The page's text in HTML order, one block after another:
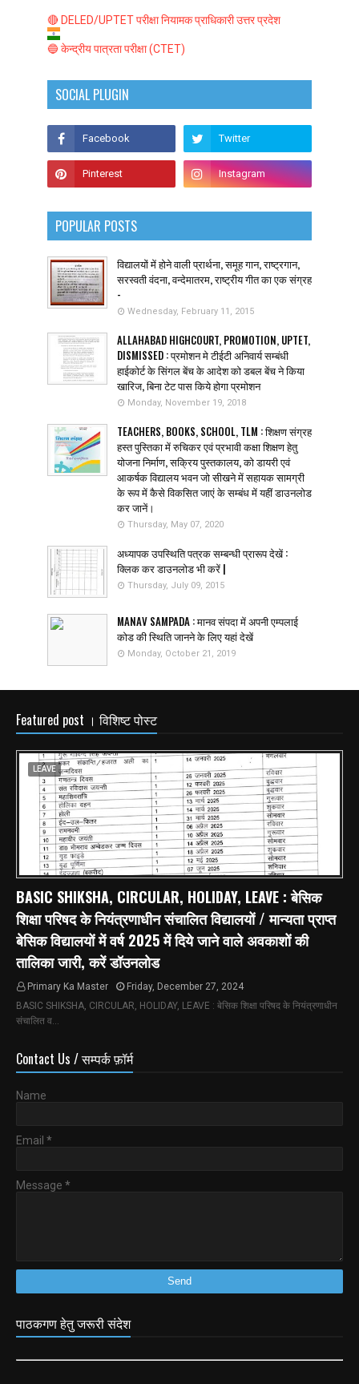
🔴 DELED/UPTET परीक्षा नियामक प्राधिकारी उत्तर प्रदेश
🔵 केन्द्रीय पात्रता परीक्षा (CTET)
SOCIAL PLUGIN
POPULAR POSTS
विद्यालयों में होने वाली प्रार्थना, समूह गान, राष्ट्रगान,
सरस्वती वंदना, वन्देमातरम, राष्ट्रीय गीत का एक संग्रह
-
Wednesday, February 11, 2015
ALLAHABAD HIGHCOURT, PROMOTION, UPTET,
DISMISSED : प्रमोशन मे टीईटी अनिवार्य सम्बंधी
हाईकोर्ट के सिंगल बेंच के आदेश को डबल बेंच ने किया
खारिज, बिना टेट पास किये होगा प्रमोशन
Monday, November 19, 2018
TEACHERS, BOOKS, SCHOOL, TLM : शिक्षण संग्रह
हस्त पुस्तिका में रुचिकर एवं प्रभावी कक्षा शिक्षण हेतु
योजना निर्माण, सक्रिय पुस्तकालय, को डायरी एवं
आकर्षक विद्यालय भवन जो सीखने में सहायक सामग्री
के रूप में कैसे विकसित जाएं के सम्बंध में यहीं डाउनलोड
कर जानें।
Thursday, May 07, 2020
अध्यापक उपस्थिति पत्रक सम्बन्धी प्रारूप देखें :
क्लिक कर डाउनलोड भी करें |
Thursday, July 09, 2015
MANAV SAMPADA : मानव संपदा में अपनी एम्पलाई
कोड की स्थिति जानने के लिए यहां देखें
Monday, October 21, 2019
Featured post । विशिष्ट पोस्ट
LEAVE
BASIC SHIKSHA, CIRCULAR, HOLIDAY, LEAVE : बेसिक
शिक्षा परिषद के नियंत्रणाधीन संचालित विद्यालयों / मान्यता प्राप्त
बेसिक विद्यालयों में वर्ष 2025 में दिये जाने वाले अवकाशों की
तालिका जारी, करें डॉउनलोड
Primary Ka Master
Friday, December 27, 2024
BASIC SHIKSHA, CIRCULAR, HOLIDAY, LEAVE : बेसिक शिक्षा परिषद के नियंत्रणाधीन
संचालित व…
Contact Us / सम्पर्क फ़ॉर्म
Name
Email *
Message *
पाठकगण हेतु जरूरी संदेश